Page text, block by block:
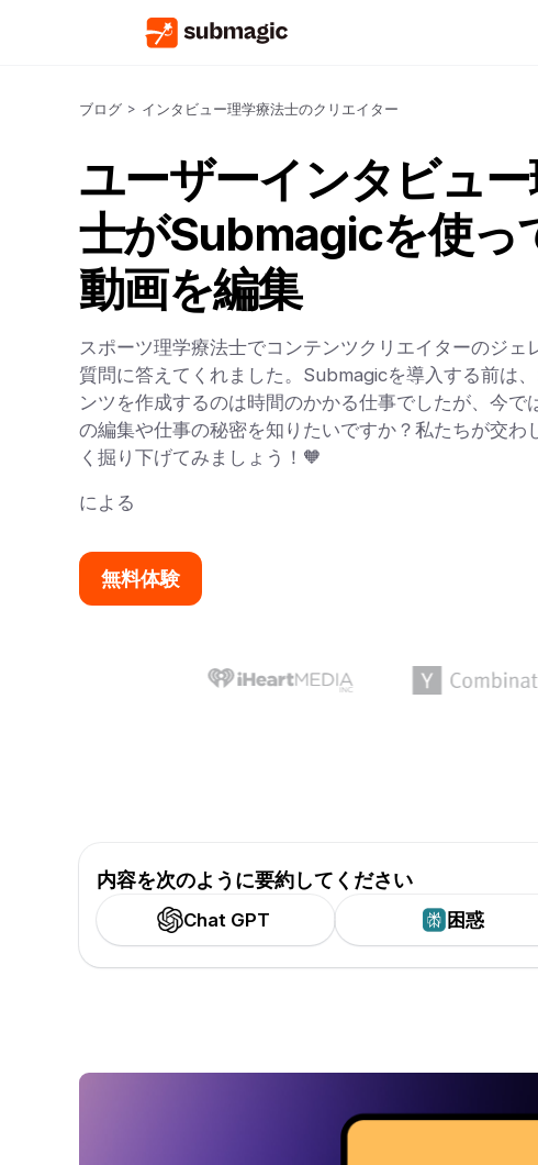
ブログ > インタビュー理学療法士のクリエイター
ユーザーインタビュ
士がSubmagicを使っ
動画を編集
スポーツ理学療法士でコンテンツクリエイターのジェ
質問に答えてくれました。Submagicを導入する前は
ンツを作成するのは時間のかかる仕事でしたが、今で
の編集や仕事の秘密を知りたいですか？私たちが交わ
く掘り下げてみましょう！🧡
による
無料体験
内容を次のように要約してください
Chat GPT 困惑